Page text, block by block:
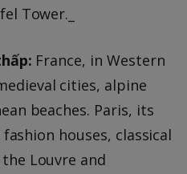
Tower._
France, in Western
cities, alpine
beaches. Paris, its
houses, classical
Louvre and